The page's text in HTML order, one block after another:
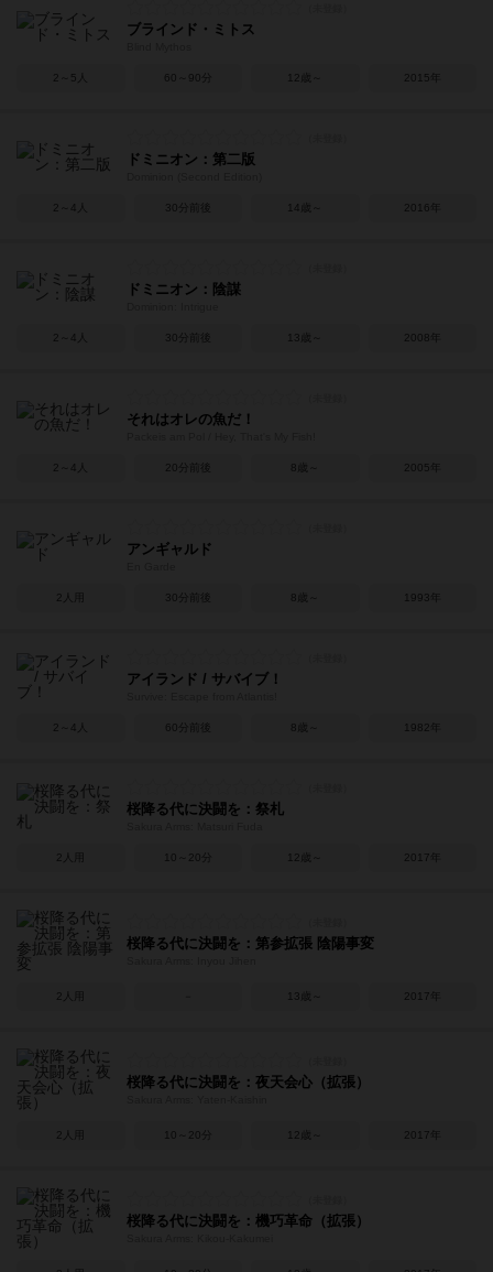
ブラインド・ミトス
2～5人 60～90分 12歳～ 2015年
ドミニオン：第二版
2～4人 30分前後 14歳～ 2016年
ドミニオン：陰謀
2～4人 30分前後 13歳～ 2008年
それはオレの魚だ！
2～4人 20分前後 8歳～ 2005年
アンギャルド
2人用 30分前後 8歳～ 1993年
アイランド / サバイブ！
2～4人 60分前後 8歳～ 1982年
桜降る代に決闘を：祭札
2人用 10～20分 12歳～ 2017年
桜降る代に決闘を：第参拡張 陰陽事変
2人用 13歳～ 2017年
桜降る代に決闘を：夜天会心（拡張）
2人用 10～20分 12歳～ 2017年
桜降る代に決闘を：機巧革命（拡張）